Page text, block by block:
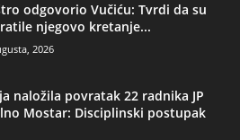
odgovorio Vučiću: Tvrdi da su
njegovo kretanje...
2026
naložila povratak 22 radnika JP
Mostar: Disciplinski postupak